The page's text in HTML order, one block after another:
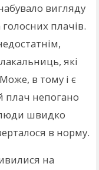
вигляду
плачів.
які
в тому і є
плач непогано
швидко
в норму.
на